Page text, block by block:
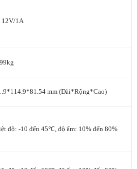
12V/1A
mm (Dài*Rộng*Cao)
độ: -10 đến 45℃, độ ẩm: 10% đến 80%